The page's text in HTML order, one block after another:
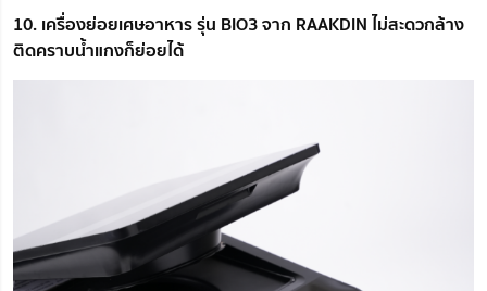
10. เครื่องย่อยเศษอาหาร รุ่น BIO3 จาก RAAKDIN ไม่สะดวกล้าง
ติดคราบน้ำแกงก็ย่อยได้